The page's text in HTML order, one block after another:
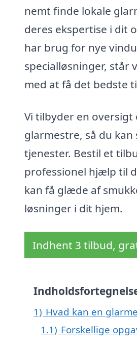
nemt finde lokale
deres ekspertise i dit
har brug for nye
specialløsninger, står
med at få det bedste
Vi tilbyder en
glarmestre, så du
tjenester. Bestil et
professionel hjælp til
kan få glæde af
løsninger i dit hjem.
Indhent 3 tilbud,
1) Hvad kan en
1.1) Forskellige